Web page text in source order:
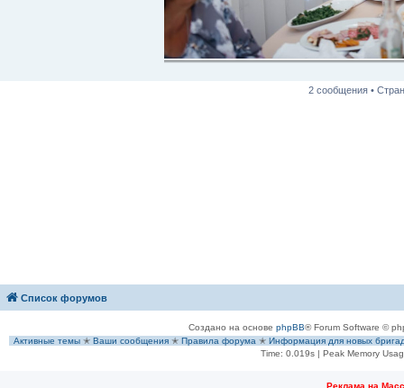
2 сообщения •
Список форумов
Создано на основе phpBB® Forum Software ©
Активные темы ✭ Ваши сообщения ✭ Правила форума ✭ Информация для новых
Time: 0.019s| Peak Memory